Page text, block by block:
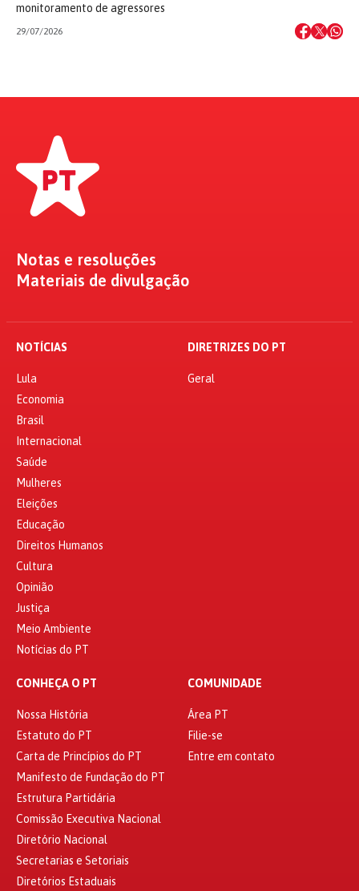
monitoramento de agressores
29/07/2026
Notas e resoluções
Materiais de divulgação
NOTÍCIAS
Lula
Economia
Brasil
Internacional
Saúde
Mulheres
Eleições
Educação
Direitos Humanos
Cultura
Opinião
Justiça
Meio Ambiente
Notícias do PT
DIRETRIZES DO PT
Geral
CONHEÇA O PT
Nossa História
Estatuto do PT
Carta de Princípios do PT
Manifesto de Fundação do PT
Estrutura Partidária
Comissão Executiva Nacional
Diretório Nacional
Secretarias e Setoriais
Diretórios Estaduais
COMUNIDADE
Área PT
Filie-se
Entre em contato